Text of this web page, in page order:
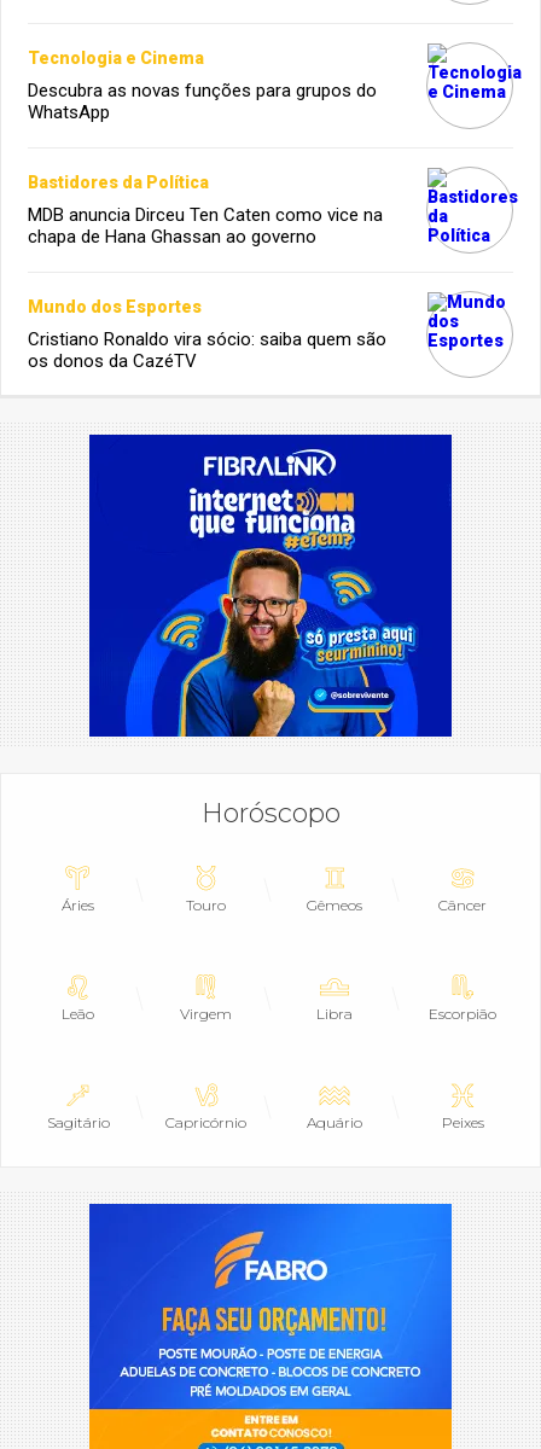
Tecnologia e Cinema
Descubra as novas funções para grupos do
WhatsApp
Bastidores da Política
MDB anuncia Dirceu Ten Caten como vice na
chapa de Hana Ghassan ao governo
Mundo dos Esportes
Cristiano Ronaldo vira sócio: saiba quem são
os donos da CazéTV
Horóscopo
Áries Touro Gêmeos Câncer
Leão Virgem Libra Escorpião
Sagitário Capricórnio Aquário Peixes